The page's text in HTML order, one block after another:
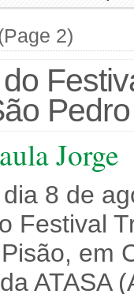
2)
Jorge
8 de
Festival
em
ATASA